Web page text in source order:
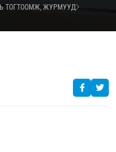
ТОГТООМЖ, ЖУРМУУД